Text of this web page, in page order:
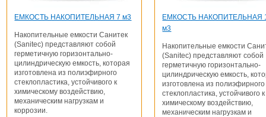
ЕМКОСТЬ НАКОПИТЕЛЬНАЯ 7 м3
Накопительные емкости Санитек
(Sanitec) представляют собой
герметичную горизонтально-
цилиндрическую емкость, которая
изготовлена из полиэфирного
стеклопластика, устойчивого к
химическому воздействию,
механическим нагрузкам и
коррозии.
ЕМКОСТЬ НАКОПИТЕЛЬНАЯ
м3
Накопительные емкости
(Sanitec) представляют собой
герметичную горизонтально-
цилиндрическую емкость,
изготовлена из полиэфирного
стеклопластика, устойчивого к
химическому воздействию,
механическим нагрузкам и